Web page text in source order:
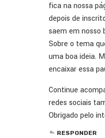
fica na nossa
depois de
saem em nosso
Sobre o tema
uma boa ideia.
encaixar essa
Continue
redes sociais
Obrigado pelo
RESPONDER